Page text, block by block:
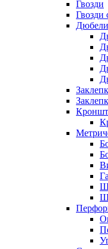
Гвозди
Гвозди